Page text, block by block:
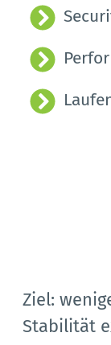
Ziel:
Stabilität